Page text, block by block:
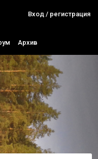
Вход / регистрация
Архив